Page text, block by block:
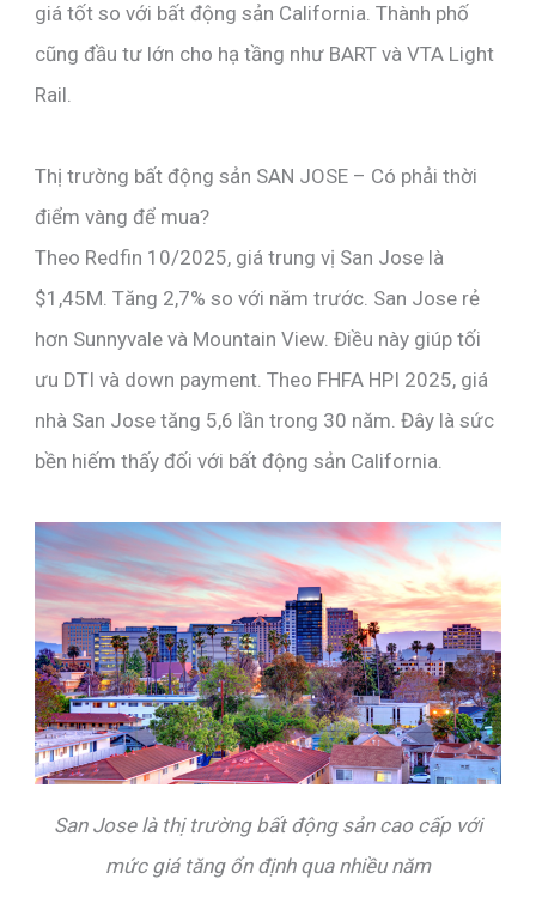
giá tốt so với bất động sản California. Thành phố
cũng đầu tư lớn cho hạ tầng như BART và VTA Light
Rail.
Thị trường bất động sản SAN JOSE – Có phải thời
điểm vàng để mua?
Theo Redfin 10/2025, giá trung vị San Jose là
$1,45M. Tăng 2,7% so với năm trước. San Jose rẻ
hơn Sunnyvale và Mountain View. Điều này giúp tối
ưu DTI và down payment. Theo FHFA HPI 2025, giá
nhà San Jose tăng 5,6 lần trong 30 năm. Đây là sức
bền hiếm thấy đối với bất động sản California.
San Jose là thị trường bất động sản cao cấp với
mức giá tăng ổn định qua nhiều năm